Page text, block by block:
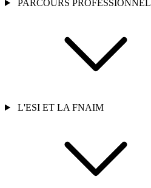
PARCOURS PROFESSIONNEL
L'ESI ET LA FNAIM